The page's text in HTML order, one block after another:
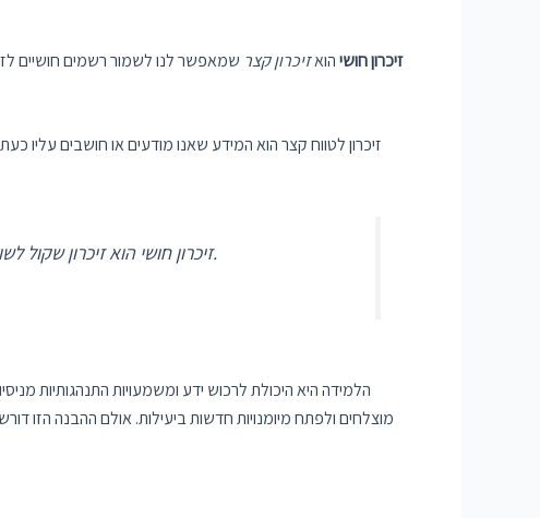
זיכרון חושיהואזיכרון קצר שמאפשר לנו לשמור רשמים חושיים
זיכרון לטווח קצר הוא המידע שאנו מודעים או חושבים עליו
“זיכרון חושי הוא זיכרון שקול לשושלת התודעה. הוא מצורף למצבי תודעה חוזרים, שבהם המצב הפנימי והחזרות התיאור החד גישתי קרובים.
הלמידה היא היכולת לרכוש ידע ומשמעויות התנהגותיות
מוצלחים ולפתח מיומנויות חדשות ביעילות. אולם ההבנה הזו